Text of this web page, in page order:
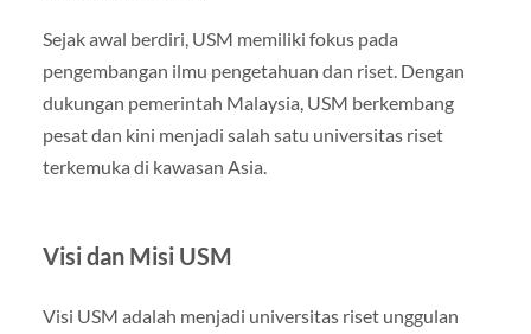
Sejak awal berdiri, USM memiliki fokus pada
pengembangan ilmu pengetahuan dan riset. Dengan
dukungan pemerintah Malaysia, USM berkembang
pesat dan kini menjadi salah satu universitas riset
terkemuka di kawasan Asia.
Visi dan Misi USM
Visi USM adalah menjadi universitas riset unggulan